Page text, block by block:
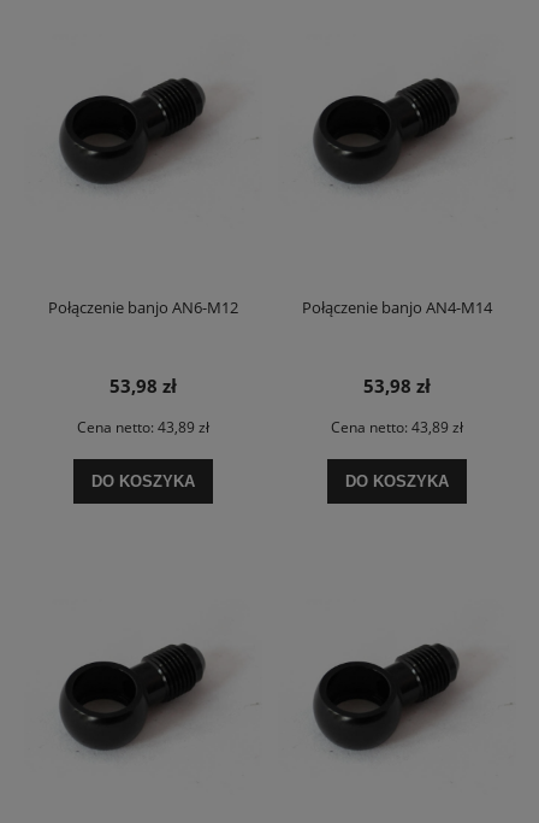
Połączenie banjo AN6-M12
53,98 zł
Cena netto: 43,89 zł
DO KOSZYKA
Połączenie banjo AN4-M14
53,98 zł
Cena netto: 43,89 zł
DO KOSZYKA